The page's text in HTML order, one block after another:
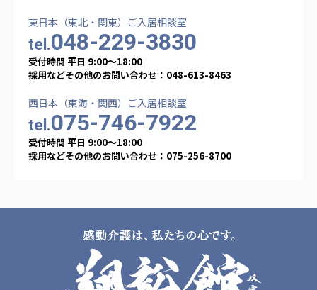
東日本（東北・関東）ご入居相談室
tel.048-229-3830
受付時間 平日 9:00〜18:00
採用などその他のお問い合わせ：048-613-8463
西日本（東海・関西）ご入居相談室
tel.075-746-7922
受付時間 平日 9:00〜18:00
採用などその他のお問い合わせ：075-256-8700